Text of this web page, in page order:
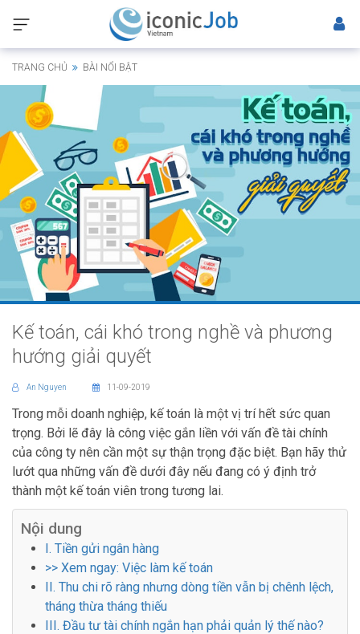
TRANG CHỦ BÀI NỔI BẬT
Kế toán, cái khó trong nghề và phương
hướng giải quyết
An Nguyen 11-09-2019
Trong mỗi doanh nghiệp, kế toán là một vị trí hết sức quan
trọng. Bởi lẽ đây là công việc gắn liền với vấn đề tài chính
của công ty nên cần một sự thận trọng đặc biệt. Bạn hãy thử
lướt qua những vấn đề dưới đây nếu đang có ý định trở
thành một kế toán viên trong tương lai.
Nội dung
I. Tiền gửi ngân hàng
>> Xem ngay: Việc làm kế toán
II. Thu chi rõ ràng nhưng dòng tiền vẫn bị chênh lệch,
tháng thừa tháng thiếu
III. Đầu tư tài chính ngắn hạn phải quản lý thế nào?